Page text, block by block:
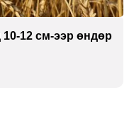
12 см-ээр өндөр